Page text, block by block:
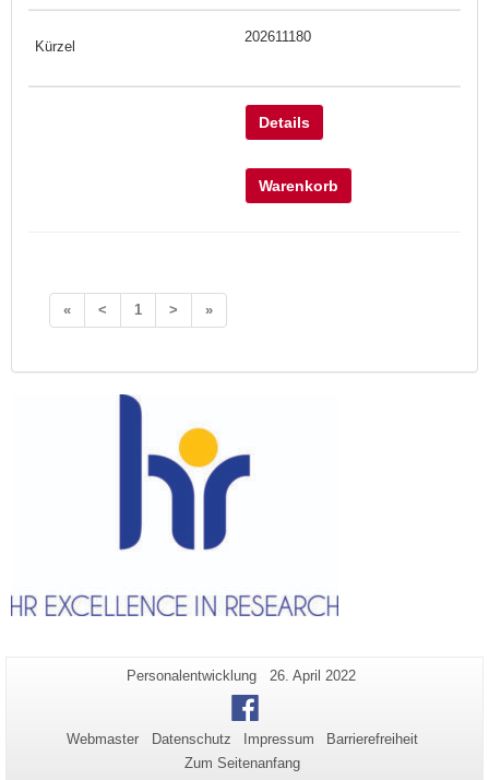
202611180
Details
Warenkorb
« < 1 > »
Zusätzliche
Informationen
zu
dieser
Seite
Seiten-
Personalentwicklung
Letzte
26. April 2022
Facebook
Webmaster Datenschutz Impressum
Barrierefreiheit
Zum Seitenanfang